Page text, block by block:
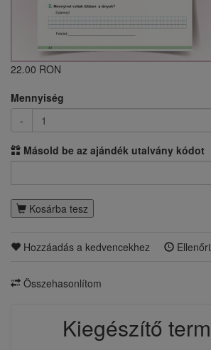
22.00 RON
Mennyiség
-
Másold be az ajándék utalvány kódot
Kosárba tesz
Hozzáadás a kedvencekhez
Összehasonlítom
Kiegészítő